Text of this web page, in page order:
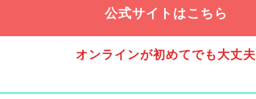
公式サイトはこちら
オンラインが初めてでも大丈夫